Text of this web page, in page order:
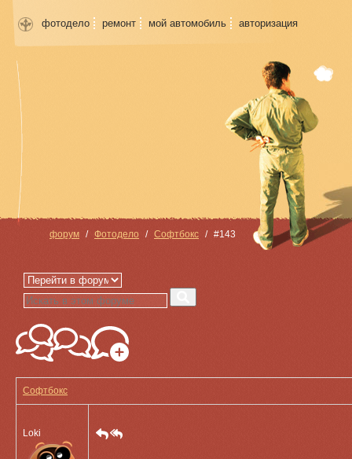
фотодело ремонт мой автомобиль авторизация
форум Фотодело Софтбокс #143
Софтбокс
Loki